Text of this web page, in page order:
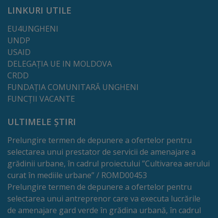
Bugetare
participativă
Utile
Transport
Rețeaua
transportului
public
Lista
stațiilor
LINKURI UTILE
EU4UNGHENI
UNDP
USAID
DELEGAȚIA UE IN MOLDOVA
CRDD
FUNDAȚIA COMUNITARĂ UNGHENI
FUNCȚII VACANTE
ULTIMELE ȘTIRI
Prelungire termen de depunere a ofertelor pentru
selectarea unui prestator de servicii de amenajare a
grădinii urbane, în cadrul proiectului ”Cultivarea aerului
curat în mediile urbane” / ROMD00453
Prelungire termen de depunere a ofertelor pentru
selectarea unui antreprenor care va executa lucrările
de amenajare gard verde în grădina urbană, în cadrul